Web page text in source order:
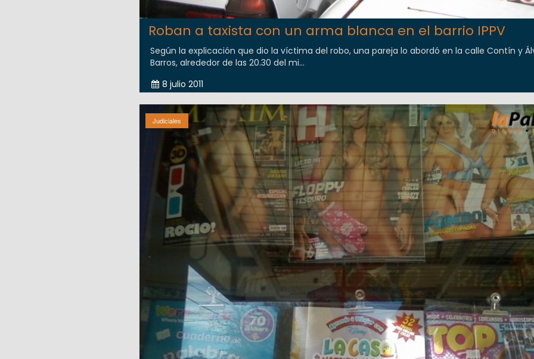
Roban a taxista con un arma blanca en el barrio IPPV
Según la explicación que dio la víctima del robo, una pareja lo abordó en la calle Contín y
Barros, alrededor de las 20.30 del mi...
8 julio 2011
Judiciales